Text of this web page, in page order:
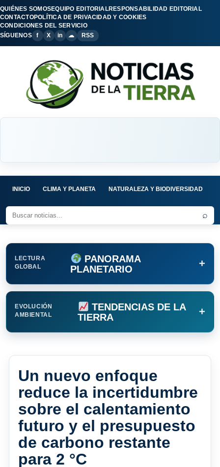
QUIÉNES SOMOSEQUIPO EDITORIALRESPONSABILIDAD EDITORIAL
CONTACTOPOLÍTICA DE PRIVACIDAD Y COOKIES
CONDICIONES DEL SERVICIO
SÍGUENOS
f X in ☁ RSS
INICIO CLIMA Y PLANETA NATURALEZA Y BIODIVERSIDAD
⌕
LECTURA
GLOBAL
PANORAMA
PLANETARIO
+
EVOLUCIÓN
AMBIENTAL
TENDENCIAS DE LA
TIERRA
+
Un nuevo enfoque
reduce la incertidumbre
sobre el calentamiento
futuro y el presupuesto
de carbono restante
para 2 °C